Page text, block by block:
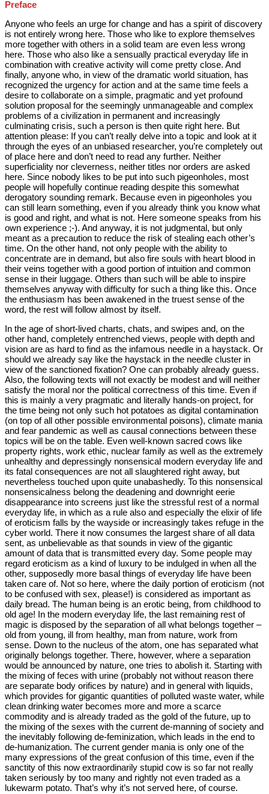
Preface
Anyone who feels an urge for change and has a spirit of discovery
is not entirely wrong here. Those who like to explore themselves
more together with others in a solid team are even less wrong
here. Those who also like a sensually practical everyday life in
combination with creative activity will come pretty close. And
finally, anyone who, in view of the dramatic world situation, has
recognized the urgency for action and at the same time feels a
desire to collaborate on a simple, pragmatic and yet profound
solution proposal for the seemingly unmanageable and complex
problems of a civilization in permanent and increasingly
culminating crisis, such a person is then quite right here. But
attention please: If you can’t really delve into a topic and look at it
through the eyes of an unbiased researcher, you’re completely out
of place here and don’t need to read any further. Neither
superficiality nor cleverness, neither titles nor orders are asked
here. Since nobody likes to be put into such pigeonholes, most
people will hopefully continue reading despite this somewhat
derogatory sounding remark. Because even in pigeonholes you
can still learn something, even if you already think you know what
is good and right, and what is not. Here someone speaks from his
own experience ;-). And anyway, it is not judgmental, but only
meant as a precaution to reduce the risk of stealing each other’s
time. On the other hand, not only people with the ability to
concentrate are in demand, but also fire souls with heart blood in
their veins together with a good portion of intuition and common
sense in their luggage. Others than such will be able to inspire
themselves anyway with difficulty for such a thing like this. Once
the enthusiasm has been awakened in the truest sense of the
word, the rest will follow almost by itself.
In the age of short-lived charts, chats, and swipes and, on the
other hand, completely entrenched views, people with depth and
vision are as hard to find as the infamous needle in a haystack. Or
should we already say like the haystack in the needle cluster in
view of the sanctioned fixation? One can probably already guess.
Also, the following texts will not exactly be modest and will neither
satisfy the moral nor the political correctness of this time. Even if
this is mainly a very pragmatic and literally hands-on project, for
the time being not only such hot potatoes as digital contamination
(on top of all other possible environmental poisons), climate mania
and fear pandemic as well as causal connections between these
topics will be on the table. Even well-known sacred cows like
property rights, work ethic, nuclear family as well as the extremely
unhealthy and depressingly nonsensical modern everyday life and
its fatal consequences are not all slaughtered right away, but
nevertheless touched upon quite unabashedly. To this nonsensical
nonsensicalness belong the deadening and downright eerie
disappearance into screens just like the stressful rest of a normal
everyday life, in which as a rule also and especially the elixir of life
of eroticism falls by the wayside or increasingly takes refuge in the
cyber world. There it now consumes the largest share of all data
sent, as unbelievable as that sounds in view of the gigantic
amount of data that is transmitted every day. Some people may
regard eroticism as a kind of luxury to be indulged in when all the
other, supposedly more basal things of everyday life have been
taken care of. Not so here, where the daily portion of eroticism (not
to be confused with sex, please!) is considered as important as
daily bread. The human being is an erotic being, from childhood to
old age! In the modern everyday life, the last remaining rest of
magic is disposed by the separation of all what belongs together –
old from young, ill from healthy, man from nature, work from
sense. Down to the nucleus of the atom, one has separated what
originally belongs together. There, however, where a separation
would be announced by nature, one tries to abolish it. Starting with
the mixing of feces with urine (probably not without reason there
are separate body orifices by nature) and in general with liquids,
which provides for gigantic quantities of polluted waste water, while
clean drinking water becomes more and more a scarce
commodity and is already traded as the gold of the future, up to
the mixing of the sexes with the current de-manning of society and
the inevitably following de-feminization, which leads in the end to
de-humanization. The current gender mania is only one of the
many expressions of the great confusion of this time, even if the
sanctity of this now extraordinarily stupid cow is so far not really
taken seriously by too many and rightly not even traded as a
lukewarm potato. That’s why it’s not served here, of course.